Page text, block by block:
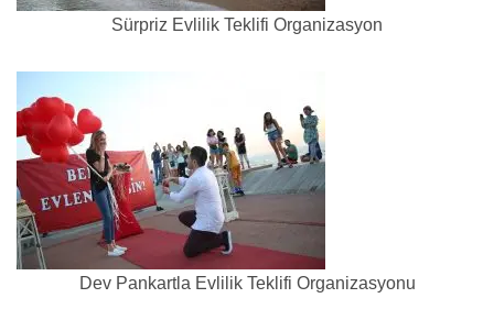
Sürpriz Evlilik Teklifi Organizasyon
Dev Pankartla Evlilik Teklifi Organizasyonu